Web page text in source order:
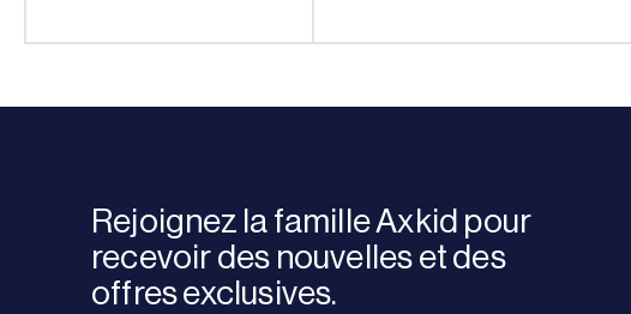
Rejoignez la famille Axkid pour
recevoir des nouvelles et des
offres exclusives.